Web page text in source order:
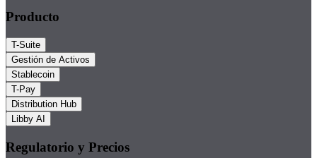
Producto
T-Suite
Gestión de Activos
Stablecoin
T-Pay
Distribution Hub
Libby AI
Regulatorio y Precios